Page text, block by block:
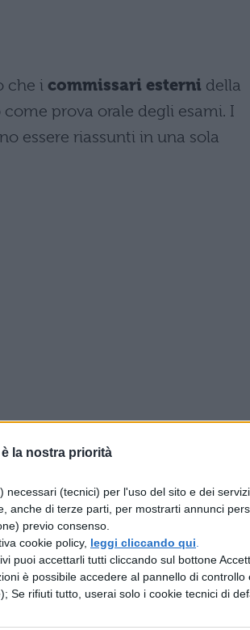
la nostra priorità
necessari (tecnici) per l'uso del sito e dei
anche di terze parti, per mostrarti annunci
previo consenso.
cookie policy, leggi cliccando qui
puoi accettarli tutti cliccando sul bottone
è possibile accedere al pannello di controllo
Se rifiuti tutto, userai solo i cookie tecnici di
che i commissari esterni della
come prova orale degli esami. I
essere riassunti in una sola
durante il colloquio
non è così immediato, a